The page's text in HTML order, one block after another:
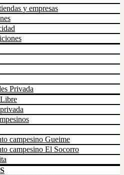
y empresas
Privada
campesino Gueime
campesino El Socorro